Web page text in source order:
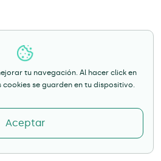
tu navegación. Al hacer click en
se guarden en tu dispositivo.
Aceptar